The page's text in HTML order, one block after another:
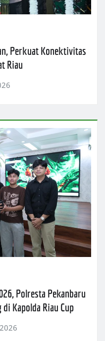
Perkuat Konektivitas
Riau
Polresta Pekanbaru
Kapolda Riau Cup